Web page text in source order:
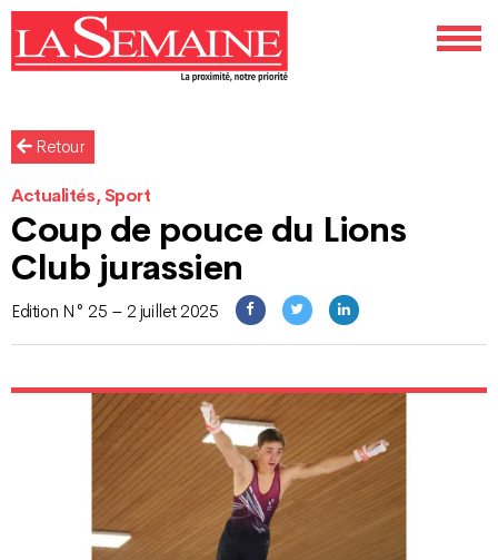
Retour
Actualités, Sport
Coup de pouce du Lions
Club jurassien
Edition N° 25 – 2 juillet 2025